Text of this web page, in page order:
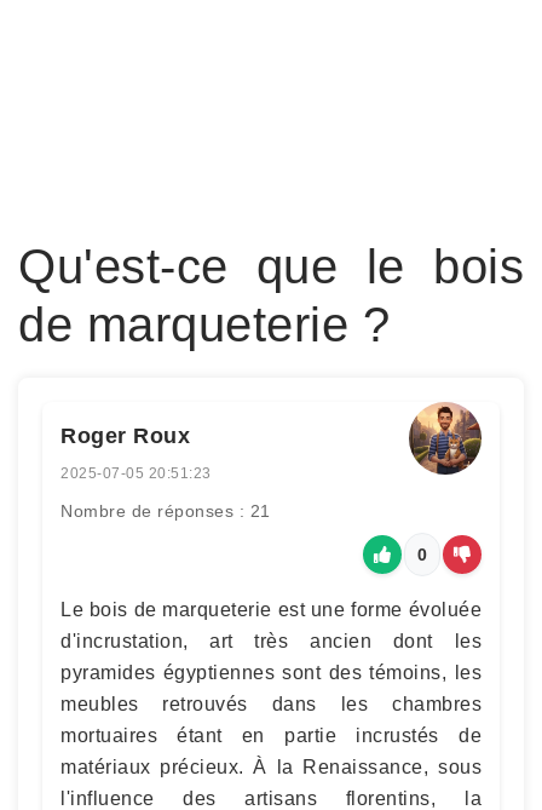
Qu'est-ce que le bois
de marqueterie ?
Roger Roux
2025-07-05 20:51:23
Nombre de réponses : 21
0
Le bois de marqueterie est une forme évoluée
d'incrustation, art très ancien dont les
pyramides égyptiennes sont des témoins, les
meubles retrouvés dans les chambres
mortuaires étant en partie incrustés de
matériaux précieux. À la Renaissance, sous
l'influence des artisans florentins, la